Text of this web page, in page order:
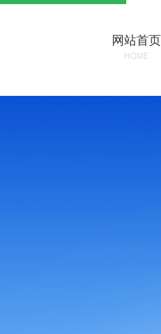
网站首页
HOME